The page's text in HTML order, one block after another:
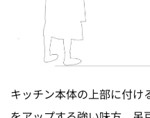
キッチン本体の上部に付け